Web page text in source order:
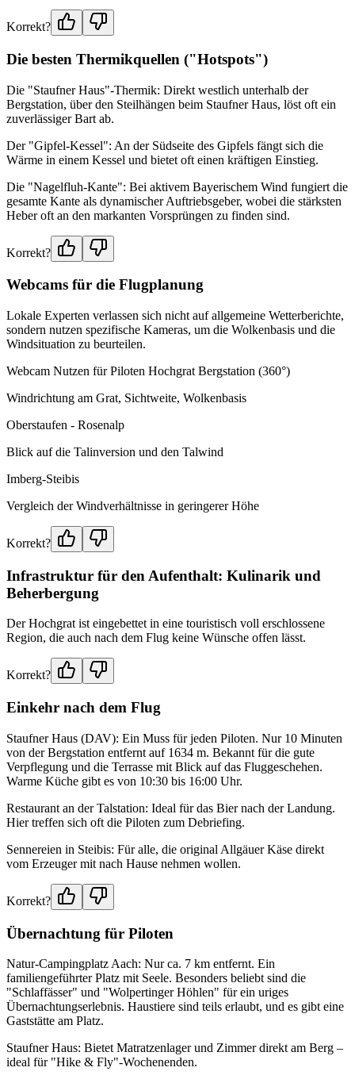
Korrekt?
Die besten Thermikquellen ("Hotspots")
Die "Staufner Haus"-Thermik: Direkt westlich unterhalb der
Bergstation, über den Steilhängen beim Staufner Haus, löst oft ein
zuverlässiger Bart ab.
Der "Gipfel-Kessel": An der Südseite des Gipfels fängt sich die
Wärme in einem Kessel und bietet oft einen kräftigen Einstieg.
Die "Nagelfluh-Kante": Bei aktivem Bayerischem Wind fungiert die
gesamte Kante als dynamischer Auftriebsgeber, wobei die stärksten
Heber oft an den markanten Vorsprüngen zu finden sind.
Korrekt?
Webcams für die Flugplanung
Lokale Experten verlassen sich nicht auf allgemeine Wetterberichte,
sondern nutzen spezifische Kameras, um die Wolkenbasis und die
Windsituation zu beurteilen.
Webcam Nutzen für Piloten Hochgrat Bergstation (360°)
Windrichtung am Grat, Sichtweite, Wolkenbasis
Oberstaufen - Rosenalp
Blick auf die Talinversion und den Talwind
Imberg-Steibis
Vergleich der Windverhältnisse in geringerer Höhe
Korrekt?
Infrastruktur für den Aufenthalt: Kulinarik und
Beherbergung
Der Hochgrat ist eingebettet in eine touristisch voll erschlossene
Region, die auch nach dem Flug keine Wünsche offen lässt.
Korrekt?
Einkehr nach dem Flug
Staufner Haus (DAV): Ein Muss für jeden Piloten. Nur 10 Minuten
von der Bergstation entfernt auf 1634 m. Bekannt für die gute
Verpflegung und die Terrasse mit Blick auf das Fluggeschehen.
Warme Küche gibt es von 10:30 bis 16:00 Uhr.
Restaurant an der Talstation: Ideal für das Bier nach der Landung.
Hier treffen sich oft die Piloten zum Debriefing.
Sennereien in Steibis: Für alle, die original Allgäuer Käse direkt
vom Erzeuger mit nach Hause nehmen wollen.
Korrekt?
Übernachtung für Piloten
Natur-Campingplatz Aach: Nur ca. 7 km entfernt. Ein
familiengeführter Platz mit Seele. Besonders beliebt sind die
"Schlaffässer" und "Wolpertinger Höhlen" für ein uriges
Übernachtungserlebnis. Haustiere sind teils erlaubt, und es gibt eine
Gaststätte am Platz.
Staufner Haus: Bietet Matratzenlager und Zimmer direkt am Berg –
ideal für "Hike & Fly"-Wochenenden.